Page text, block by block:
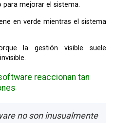
mejorar el sistema.
reaccionan tan
no son inusualmente